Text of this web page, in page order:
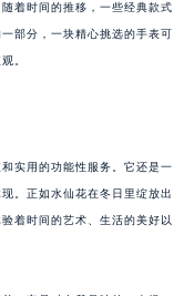
着时间的推移，一些经典款式
部分，一块精心挑选的手表可
。
实用的功能性服务。它还是一
。正如水仙花在冬日里绽放出
着时间的艺术、生活的美好以